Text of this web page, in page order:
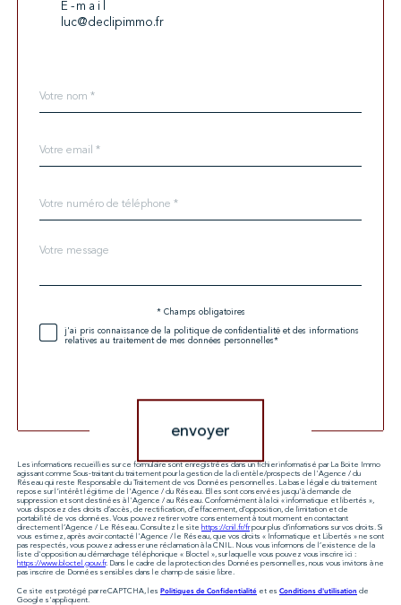
E-mail
luc@declipimmo.fr
*
*
*
Fieldset
Message
* Champs obligatoires
j'ai pris connaissance de la politique de confidentialité et des informations
relatives au traitement de mes données personnelles*
envoyer
Les informations recueillies sur ce formulaire sont enregistrées dans un fichier informatisé par La Boite Immo
agissant comme Sous-traitant du traitement pour la gestion de la clientèle/prospects de l'Agence / du
Réseau qui reste Responsable du Traitement de vos Données personnelles. La base légale du traitement
repose sur l'intérêt légitime de l'Agence / du Réseau. Elles sont conservées jusqu'à demande de
suppression et sont destinées à l'Agence / au Réseau. Conformément à la loi « informatique et libertés »,
vous disposez des droits d’accès, de rectification, d’effacement, d’opposition, de limitation et de
portabilité de vos données. Vous pouvez retirer votre consentement à tout moment en contactant
directement l’Agence / Le Réseau. Consultez le site https://cnil.fr/frpour plus d’informations sur vos droits. Si
vous estimez, après avoir contacté l'Agence / le Réseau, que vos droits « Informatique et Libertés » ne sont
pas respectés, vous pouvez adresser une réclamation à la CNIL. Nous vous informons de l’existence de la
liste d'opposition au démarchage téléphonique « Bloctel », sur laquelle vous pouvez vous inscrire ici :
https://www.bloctel.gouv.fr. Dans le cadre de la protection des Données personnelles, nous vous invitons à ne
pas inscrire de Données sensibles dans le champ de saisie libre.
Ce site est protégé par reCAPTCHA, les Politiques de Confidentialité et es Conditions d'utilisation de
Google s'appliquent.